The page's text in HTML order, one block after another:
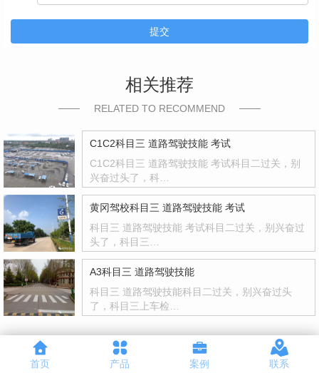
提交
相关推荐
RELATED TO RECOMMEND
C1C2科目三 道路驾驶技能 考试
C1C2科目三 道路驾驶技能 考试科目二过关，别
兴奋过头了，科…
黄冈驾校科目三 道路驾驶技能 考试
科目三 道路驾驶技能 考试科目二过关，别兴奋过
头了，科目三…
A3科目三 道路驾驶技能
科目三 道路驾驶技能科目二过关，别兴奋过头
了，科目三上车检…
首页 产品 案例 联系